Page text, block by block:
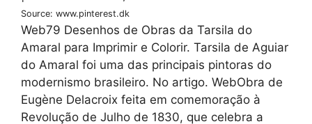
Source: www.pinterest.dk
Web79 Desenhos de Obras da Tarsila do
Amaral para Imprimir e Colorir. Tarsila de Aguiar
do Amaral foi uma das principais pintoras do
modernismo brasileiro. No artigo. WebObra de
Eugène Delacroix feita em comemoração à
Revolução de Julho de 1830, que celebra a